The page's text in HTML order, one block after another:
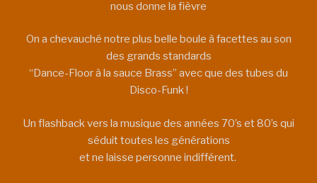
nous donne la fièvre
On a chevauché notre plus belle boule à facettes au son
des grands standards
“Dance-Floor à la sauce Brass” avec que des tubes du
Disco-Funk !
Un flashback vers la musique des années 70’s et 80’s qui
séduit toutes les générations
et ne laisse personne indifférent.